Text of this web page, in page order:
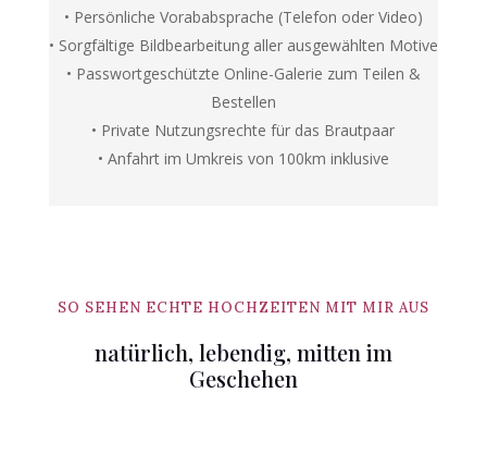
• Persönliche Vorababsprache (Telefon oder Video)
• Sorgfältige Bildbearbeitung aller ausgewählten Motive
• Passwortgeschützte Online-Galerie zum Teilen &
Bestellen
• Private Nutzungsrechte für das Brautpaar
• Anfahrt im Umkreis von 100km inklusive
SO SEHEN ECHTE HOCHZEITEN MIT MIR AUS
natürlich, lebendig, mitten im
Geschehen